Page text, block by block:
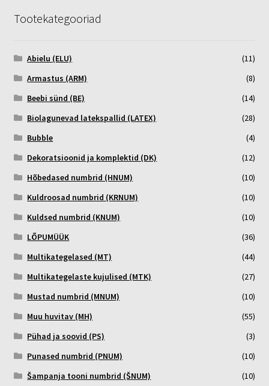
Tootekategooriad
Abielu (ELU)
(11)
Armastus (ARM)
(8)
Beebi sünd (BE)
(14)
Biolagunevad latekspallid (LATEX)
(28)
Bubble
(4)
Dekoratsioonid ja komplektid (DK)
(12)
Hõbedased numbrid (HNUM)
(10)
Kuldroosad numbrid (KRNUM)
(10)
Kuldsed numbrid (KNUM)
(10)
LÕPUMÜÜK
(36)
Multikategelased (MT)
(44)
Multikategelaste kujulised (MTK)
(27)
Mustad numbrid (MNUM)
(10)
Muu huvitav (MH)
(55)
Pühad ja soovid (PS)
(3)
Punased numbrid (PNUM)
(10)
Šampanja tooni numbrid (ŠNUM)
(10)